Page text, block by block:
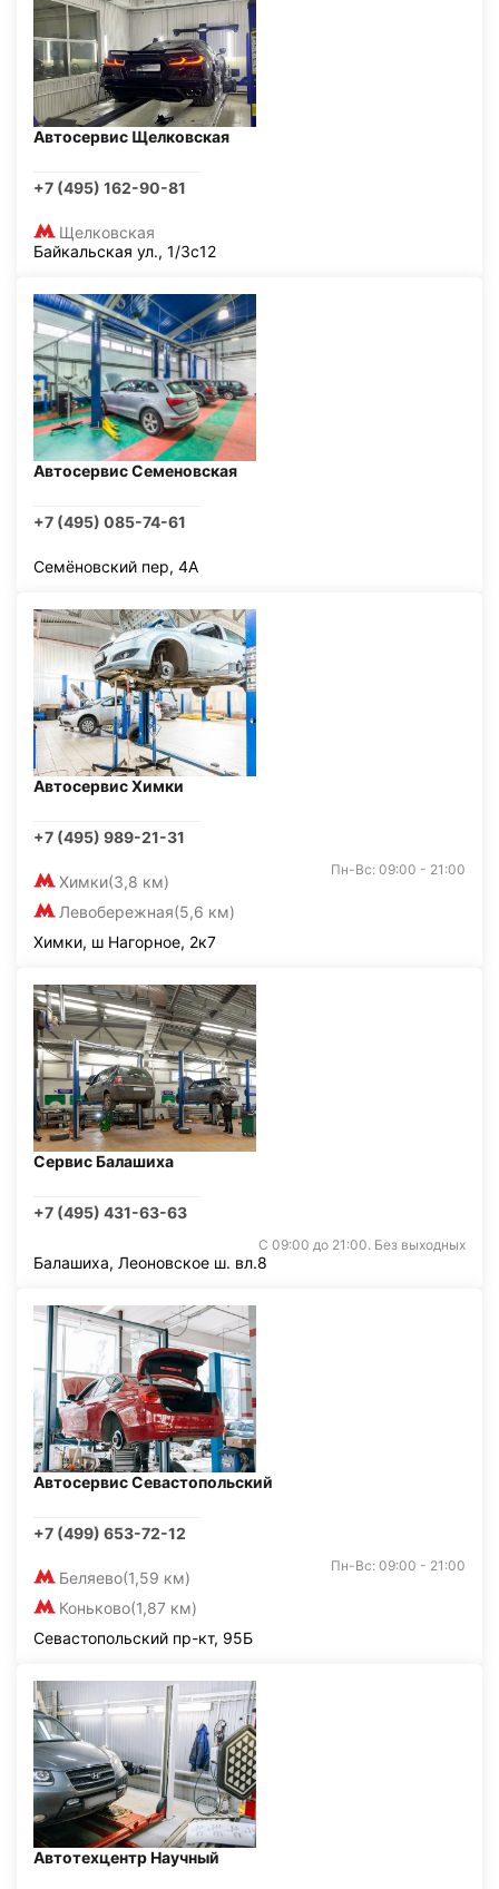
Автосервис Щелковская
+7 (495) 162-90-81
Щелковская
Байкальская ул., 1/3с12
Автосервис Семеновская
+7 (495) 085-74-61
Семёновский пер, 4А
Автосервис Химки
+7 (495) 989-21-31
Химки(3,8 км)
Левобережная(5,6 км)
Пн-Вс: 09:00 - 21:00
Химки, ш Нагорное, 2к7
Сервис Балашиха
+7 (495) 431-63-63
С 09:00 до 21:00. Без выходных
Балашиха, Леоновское ш. вл.8
Автосервис Севастопольский
+7 (499) 653-72-12
Беляево(1,59 км)
Коньково(1,87 км)
Пн-Вс: 09:00 - 21:00
Севастопольский пр-кт, 95Б
Автотехцентр Научный